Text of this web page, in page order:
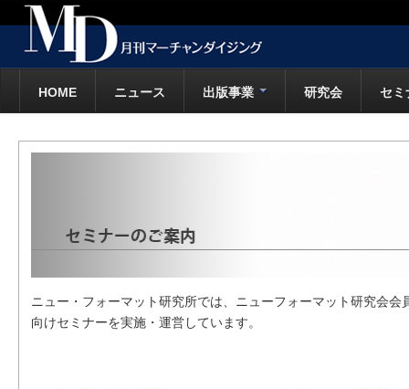
HOME ニュース 出版事業 研究会 セミ
ニュー・フォーマット研究所では、ニューフォーマット研究会
向けセミナーを実施・運営しています。